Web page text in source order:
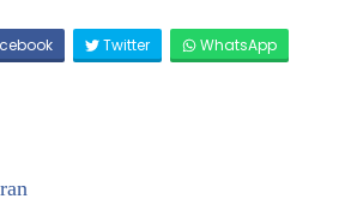
Twitter WhatsApp